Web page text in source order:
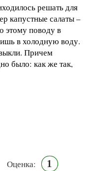
решать для
капустные салаты –
этому поводу в
в холодную воду.
Причем
было: как же так,
Оценка: 1